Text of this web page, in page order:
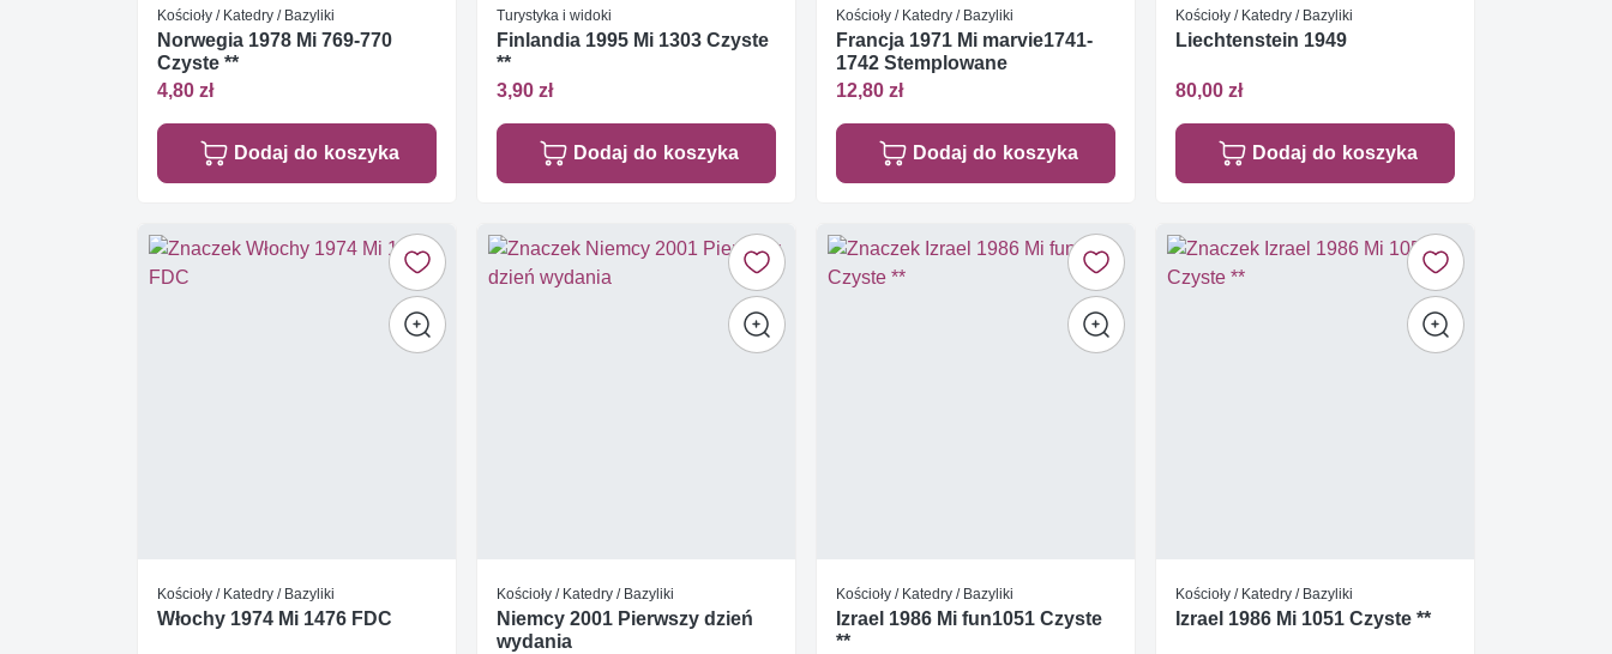
Kościoły / Katedry / Bazyliki
Norwegia 1978 Mi 769-770
Czyste **
4,80 zł
Dodaj do koszyka
Turystyka i widoki
Finlandia 1995 Mi 1303 Czyste
**
3,90 zł
Dodaj do koszyka
Kościoły / Katedry / Bazyliki
Francja 1971 Mi marvie1741-
1742 Stemplowane
12,80 zł
Dodaj do koszyka
Kościoły / Katedry / Bazyliki
Liechtenstein 1949
80,00 zł
Dodaj do koszyka
Kościoły / Katedry / Bazyliki
Włochy 1974 Mi 1476 FDC
Kościoły / Katedry / Bazyliki
Niemcy 2001 Pierwszy dzień
wydania
Kościoły / Katedry / Bazyliki
Izrael 1986 Mi fun1051 Czyste
**
Kościoły / Katedry / Bazyliki
Izrael 1986 Mi 1051 Czyste **